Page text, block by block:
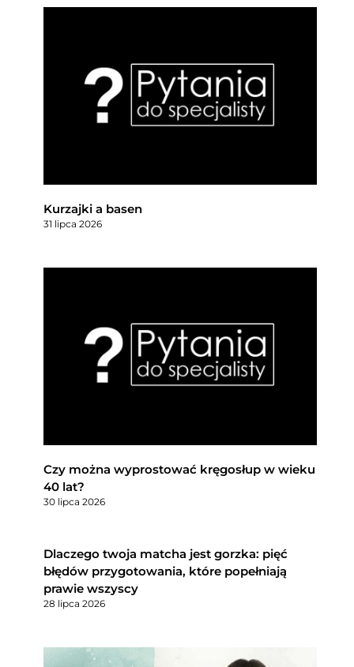
Kurzajki a basen
31 lipca 2026
Czy można wyprostować kręgosłup w wieku
40 lat?
30 lipca 2026
Dlaczego twoja matcha jest gorzka: pięć
błędów przygotowania, które popełniają
prawie wszyscy
28 lipca 2026